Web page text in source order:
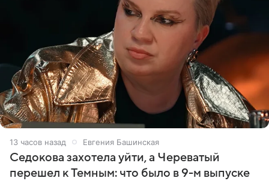
13 часов назад Евгения Башинская
Седокова захотела уйти, а Череватый
перешел к Темным: что было в 9-м выпуске